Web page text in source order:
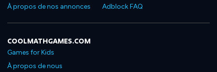
À propos de nos annonces
Adblock FAQ
COOLMATHGAMES.COM
Games for Kids
À propos de nous